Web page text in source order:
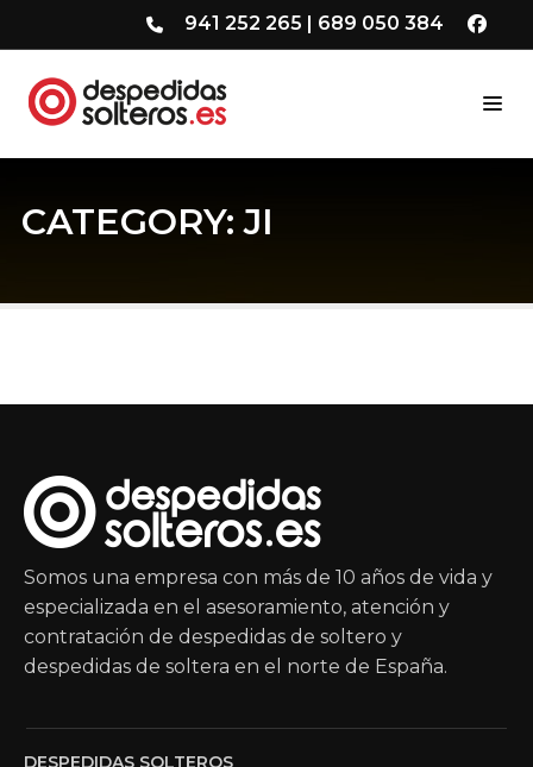
941 252 265 | 689 050 384
CATEGORY: JI
Somos una empresa con más de 10 años de vida y
especializada en el asesoramiento, atención y
contratación de despedidas de soltero y
despedidas de soltera en el norte de España.
DESPEDIDAS SOLTEROS